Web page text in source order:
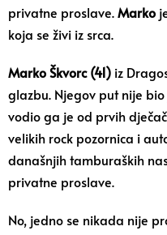
privatne proslave.Marko
koja se živi iz srca.
Marko Škvorc (41) iz
glazbu. Njegov put nije
vodio ga je od prvih
velikih rock pozornica i
današnjih tamburaških
privatne proslave.
No, jedno se nikada nije